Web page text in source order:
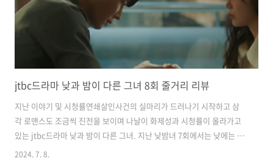
jtbc드라마 낮과 밤이 다른 그녀 8회 줄거리 리뷰
지난 이야기 및 시청률연쇄살인사건의 실마리가 드러나기 시작하고 삼
각 로맨스도 조금씩 진전을 보이며 나날이 화제성과 시청률이 올라가고
있는 jtbc드라마 낮과 밤이 다른 그녀. 지난 낮밤녀 7회에서는 낮에는 임
순으로 밤에는 이미진으로 바뀌는 신체비밀을 알게 된 고원이 미진을 돕
2024. 7. 8.